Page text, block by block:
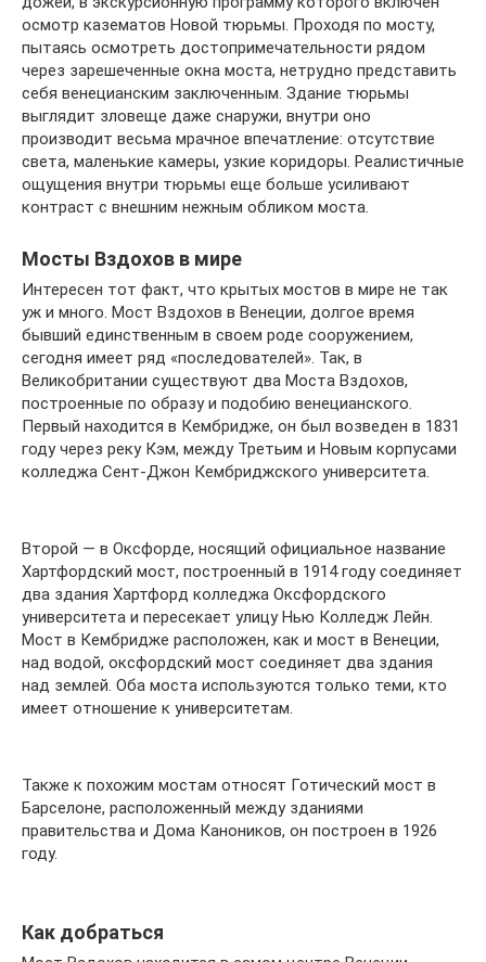
осмотр казематов Новой тюрьмы. Проходя по мосту,
пытаясь осмотреть достопримечательности рядом
через зарешеченные окна моста, нетрудно представить
себя венецианским заключенным. Здание тюрьмы
выглядит зловеще даже снаружи, внутри оно
производит весьма мрачное впечатление: отсутствие
света, маленькие камеры, узкие коридоры. Реалистичные
ощущения внутри тюрьмы еще больше усиливают
контраст с внешним нежным обликом моста.
Мосты Вздохов в мире
Интересен тот факт, что крытых мостов в мире не так
уж и много. Мост Вздохов в Венеции, долгое время
бывший единственным в своем роде сооружением,
сегодня имеет ряд «последователей». Так, в
Великобритании существуют два Моста Вздохов,
построенные по образу и подобию венецианского.
Первый находится в Кембридже, он был возведен в 1831
году через реку Кэм, между Третьим и Новым корпусами
колледжа Сент-Джон Кембриджского университета.
Второй — в Оксфорде, носящий официальное название
Хартфордский мост, построенный в 1914 году соединяет
два здания Хартфорд колледжа Оксфордского
университета и пересекает улицу Нью Колледж Лейн.
Мост в Кембридже расположен, как и мост в Венеции,
над водой, оксфордский мост соединяет два здания
над землей. Оба моста используются только теми, кто
имеет отношение к университетам.
Также к похожим мостам относят Готический мост в
Барселоне, расположенный между зданиями
правительства и Дома Каноников, он построен в 1926
году.
Как добраться